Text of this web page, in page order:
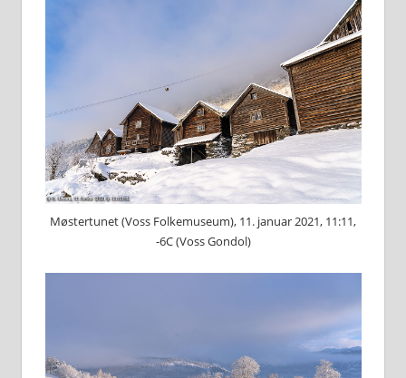
Møstertunet (Voss Folkemuseum), 11. januar 2021, 11:11,
-6C (Voss Gondol)